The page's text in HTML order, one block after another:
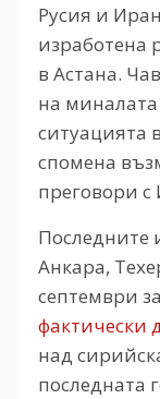
Русия и
изработена
в Астана.
на
ситуацията
спомена
преговори с
Последните
Анкара,
септември
фактически
над
последната